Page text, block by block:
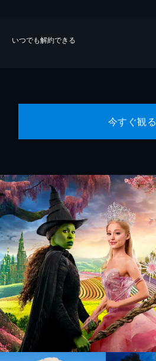
いつでも解約できる
今すぐ観る